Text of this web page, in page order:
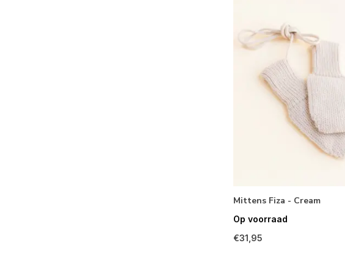
Mittens Fiza - Cream
Op voorraad
€31,95